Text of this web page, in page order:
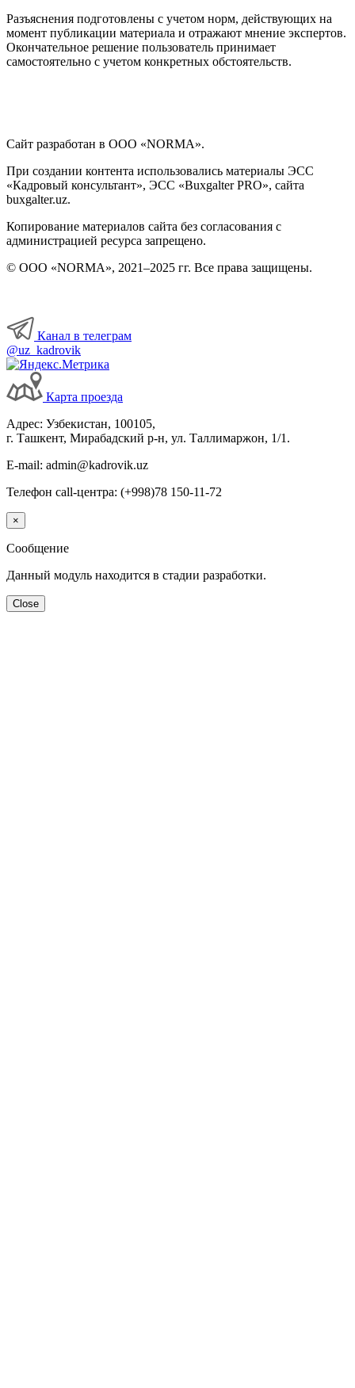
Разъяснения подготовлены с учетом норм, действующих на
момент публикации материала и отражают мнение экспертов.
Окончательное решение пользователь принимает
самостоятельно с учетом конкретных обстоятельств.
Сайт разработан в ООО «NORMA».
При создании контента использовались материалы ЭСС
«Кадровый консультант», ЭСС «Buxgalter PRO», сайта
buxgalter.uz.
Копирование материалов сайта без согласования с
администрацией ресурса запрещено.
© ООО «NORMA», 2021–2025 гг. Все права защищены.
Канал в телеграм
@uz_kadrovik
Карта проезда
Адрес: Узбекистан, 100105,
г. Ташкент, Мирабадский р-н, ул. Таллимаржон, 1/1.
E-mail: admin@kadrovik.uz
Телефон call-центра: (+998)78 150-11-72
×
Сообщение
Данный модуль находится в стадии разработки.
Close